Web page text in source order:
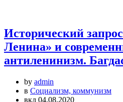
Исторический
Ленина» и
антиленинизм.
by admin
в Социализм, коммунизм
вкл 04.08.2020